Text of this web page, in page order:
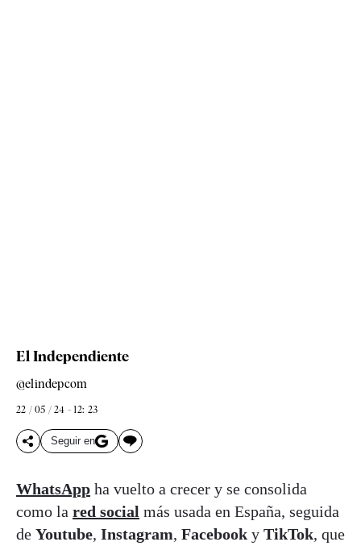
El Independiente
@elindepcom
22 / 05 / 24 - 12: 23
Seguir en
WhatsApp ha vuelto a crecer y se consolida
como la red social más usada en España, seguida
de Youtube, Instagram, Facebook y TikTok, que